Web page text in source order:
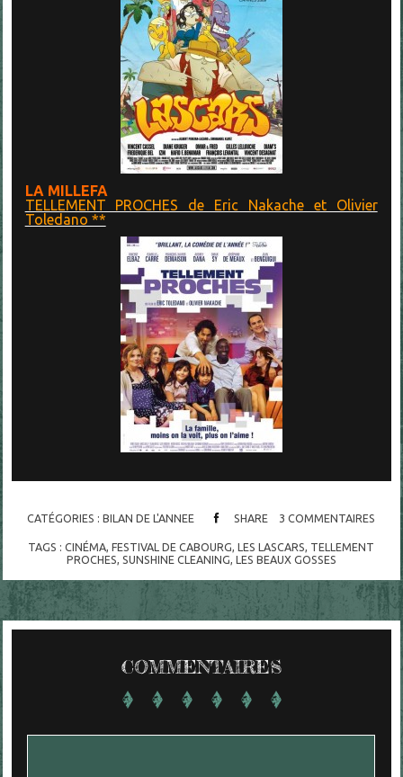
LA MILLEFA
TELLEMENT PROCHES de Eric Nakache et Olivier
Toledano **
CATÉGORIES : BILAN DE L'ANNEE SHARE 3 COMMENTAIRES
TAGS :CINÉMA,FESTIVAL DE CABOURG,LES LASCARS, TELLEMENT
PROCHES, SUNSHINE CLEANING, LES BEAUX GOSSES
COMMENTAIRES